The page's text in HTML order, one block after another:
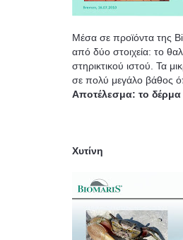
Μέσα σε προϊόντα της
από δύο στοιχεία: το
στηρικτικού ιστού. Τα
σε πολύ μεγάλο βάθος
Αποτέλεσμα: το
Χυτίνη